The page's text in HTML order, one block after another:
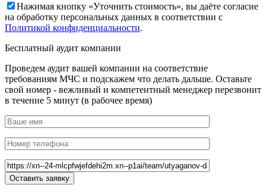
Нажимая кнопку «Уточнить стоимость», вы даёте согласие
на обработку персональных данных в соответствии с
Политикой конфиденциальности.
Бесплатный аудит компании
Проведем аудит вашей компании на соответствие
требованиям МЧС и подскажем что делать дальше. Оставьте
свой номер - вежливый и компетентный менеджер перезвонит
в течение 5 минут (в рабочее время)